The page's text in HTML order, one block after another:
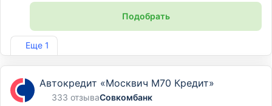
Еще 1
Подобрать
Лиц. №254
Автокредит «Москвич М70 Кредит»
333 отзываСовкомбанк